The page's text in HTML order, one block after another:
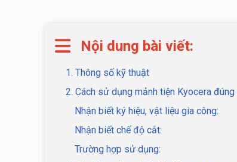
Nội dung bài viết:
1. Thông số kỹ thuật
2. Cách sử dụng mảnh tiện Kyocera
Nhận biết ký hiệu, vật liệu gia công:
Nhận biết chế độ cắt:
Trường hợp sử dụng: